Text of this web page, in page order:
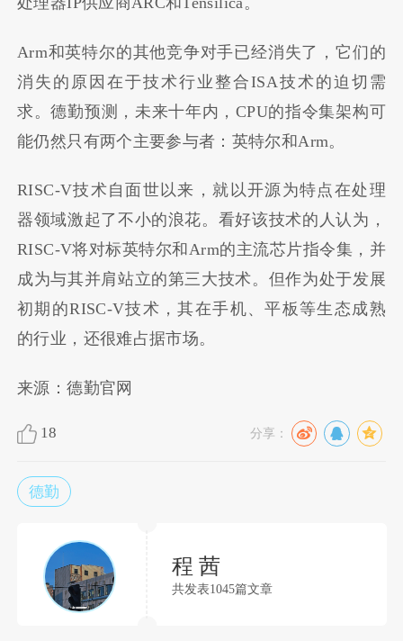
Arm和英特尔的其他竞争对手已经消失了，它们的
消失的原因在于技术行业整合ISA技术的迫切需
求。德勤预测，未来十年内，CPU的指令集架构可
能仍然只有两个主要参与者：英特尔和Arm。
RISC-V技术自面世以来，就以开源为特点在处理
器领域激起了不小的浪花。看好该技术的人认为，
RISC-V将对标英特尔和Arm的主流芯片指令集，并
成为与其并肩站立的第三大技术。但作为处于发展
初期的RISC-V技术，其在手机、平板等生态成熟
的行业，还很难占据市场。
来源：德勤官网
18 分享：
德勤
程 茜
共发表1045篇文章